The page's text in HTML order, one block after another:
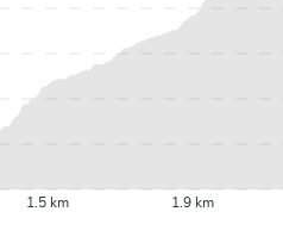
1.5 km 1.9 km